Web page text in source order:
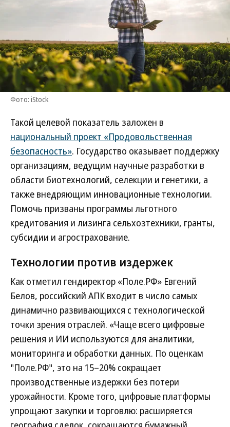
Фото: iStock
Такой целевой показатель заложен в
национальный проект «Продовольственная
безопасность». Государство оказывает поддержку
организациям, ведущим научные разработки в
области биотехнологий, селекции и генетики, а
также внедряющим инновационные технологии.
Помочь призваны программы льготного
кредитования и лизинга сельхозтехники, гранты,
субсидии и агрострахование.
Технологии против издержек
Как отметил гендиректор «Поле.РФ» Евгений
Белов, российский АПК входит в число самых
динамично развивающихся с технологической
точки зрения отраслей. «Чаще всего цифровые
решения и ИИ используются для аналитики,
мониторинга и обработки данных. По оценкам
"Поле.РФ", это на 15–20% сокращает
производственные издержки без потери
урожайности. Кроме того, цифровые платформы
упрощают закупки и торговлю: расширяется